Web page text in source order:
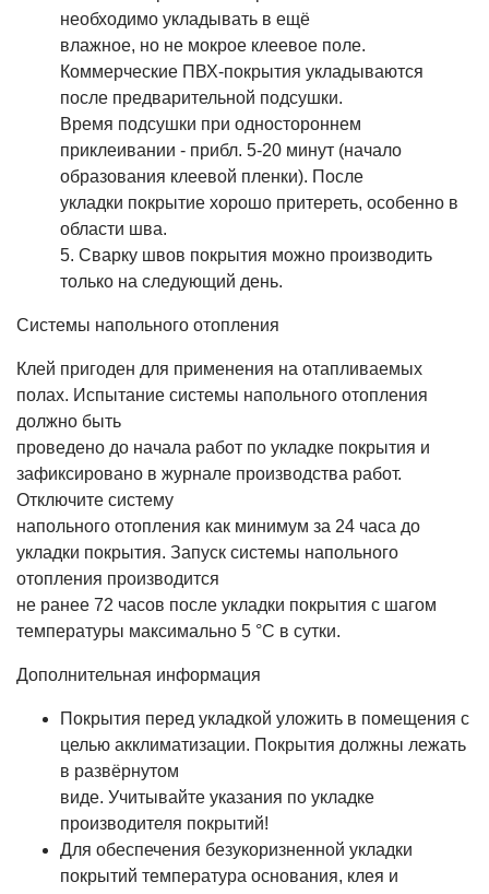
необходимо укладывать в ещё
влажное, но не мокрое клеевое поле.
Коммерческие ПВХ-покрытия укладываются
после предварительной подсушки.
Время подсушки при одностороннем
приклеивании - прибл. 5-20 минут (начало
образования клеевой пленки). После
укладки покрытие хорошо притереть, особенно в
области шва.
5. Сварку швов покрытия можно производить
только на следующий день.
Системы напольного отопления
Клей пригоден для применения на отапливаемых
полах. Испытание системы напольного отопления
должно быть
проведено до начала работ по укладке покрытия и
зафиксировано в журнале производства работ.
Отключите систему
напольного отопления как минимум за 24 часа до
укладки покрытия. Запуск системы напольного
отопления производится
не ранее 72 часов после укладки покрытия с шагом
температуры максимально 5 °C в сутки.
Дополнительная информация
Покрытия перед укладкой уложить в помещения с
целью акклиматизации. Покрытия должны лежать
в развёрнутом
виде. Учитывайте указания по укладке
производителя покрытий!
Для обеспечения безукоризненной укладки
покрытий температура основания, клея и